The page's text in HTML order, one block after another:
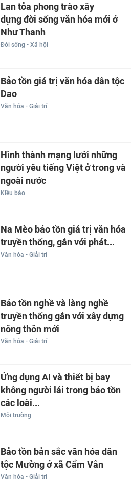
Lan tỏa phong trào xây
dựng đời sống văn hóa mới ở
Như Thanh
Đời sống - Xã hội
Bảo tồn giá trị văn hóa dân tộc
Dao
Văn hóa - Giải trí
Hình thành mạng lưới những
người yêu tiếng Việt ở trong và
ngoài nước
Kiều bào
Na Mèo bảo tồn giá trị văn hóa
truyền thống, gắn với phát...
Văn hóa - Giải trí
Bảo tồn nghề và làng nghề
truyền thống gắn với xây dựng
nông thôn mới
Văn hóa - Giải trí
Ứng dụng AI và thiết bị bay
không người lái trong bảo tồn
các loài...
Môi trường
Bảo tồn bản sắc văn hóa dân
tộc Mường ở xã Cẩm Vân
Văn hóa - Giải trí